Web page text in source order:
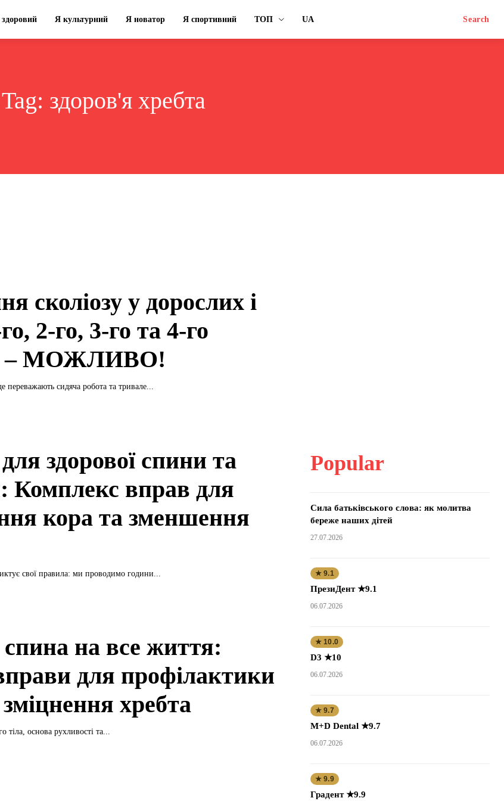
Я культурний Я новатор Я спортивний ТОП UA Search
Tag: здоров'я хребта
сколіозу у дорослих і
2-го, 3-го та 4-го
– МОЖЛИВО!
переважають сидяча робота та тривале...
здорової спини та
Комплекс вправ для
кора та зменшення
свої правила: ми проводимо години...
спина на все життя:
для профілактики
хребта
основа рухливості та...
Popular
Сила батьківського слова: як молитва
береже наших дітей
27.07.2026
★ 9.1
ПрезиДент ★9.1
06.07.2026
★ 10.0
D3 ★10
06.07.2026
★ 9.7
M+D Dental ★9.7
06.07.2026
★ 9.9
Градент ★9.9